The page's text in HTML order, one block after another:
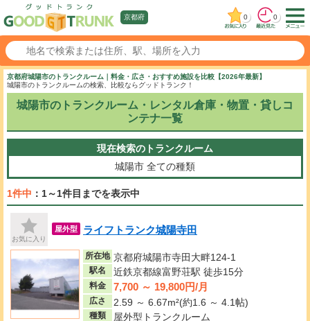
京都府 0 0
京都府城陽市のトランクルーム｜料金・広さ・おすすめ施設を比較【2026年最新】
城陽市のトランクルームの検索、比較ならグッドトランク！
城陽市のトランクルーム・レンタル倉庫・物置・貸しコ
ンテナ一覧
現在検索のトランクルーム
城陽市 全ての種類
1件中 ：1～1件目までを表示中
お気に入り
屋外型 ライフトランク城陽寺田
所在地 京都府城陽市寺田大畔124-1
駅名 近鉄京都線富野荘駅 徒歩15分
料金 7,700 ～ 19,800円/月
広さ 2.59 ～ 6.67m²(約1.6 ～ 4.1帖)
種類 屋外型トランクルーム